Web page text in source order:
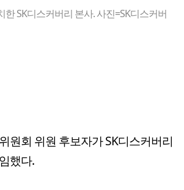
SK디스커버리 본사. 사진=SK디스커버
원회 위원 후보자가 SK디스커버리
했다.